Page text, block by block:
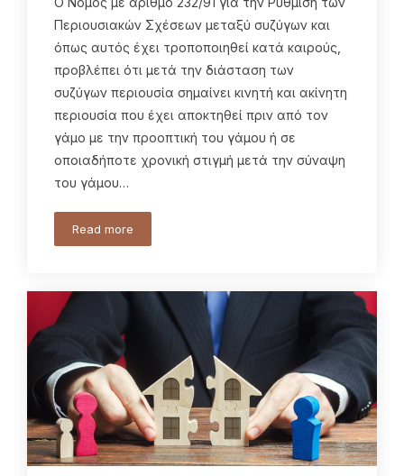
Περιουσιακών Σχέσεων μεταξύ συζύγων και
όπως αυτός έχει τροποποιηθεί κατά καιρούς,
προβλέπει ότι μετά την διάσταση των
συζύγων περιουσία σημαίνει κινητή και ακίνητη
περιουσία που έχει αποκτηθεί πριν από τον
γάμο με την προοπτική του γάμου ή σε
οποιαδήποτε χρονική στιγμή μετά την σύναψη
του γάμου…
Read more